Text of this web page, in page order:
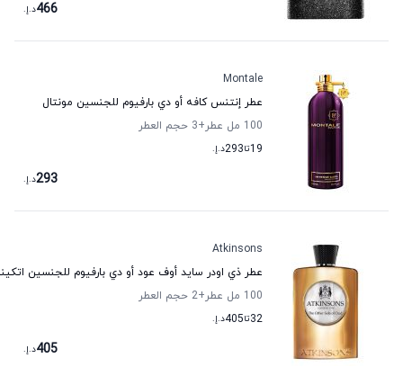
466د.إ.
Montale
عطر إنتنس كافه أو دي بارفيوم للجنسين مونتال
100 مل عطر
+3
حجم العطر
19تا293د.إ.
293د.إ.
Atkinsons
عطر ذي اودر سايد أوف عود أو دي بارفيوم للجنسين
100 مل عطر
+2
حجم العطر
32تا405د.إ.
405د.إ.